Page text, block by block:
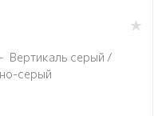
Вертикаль серый /
серый